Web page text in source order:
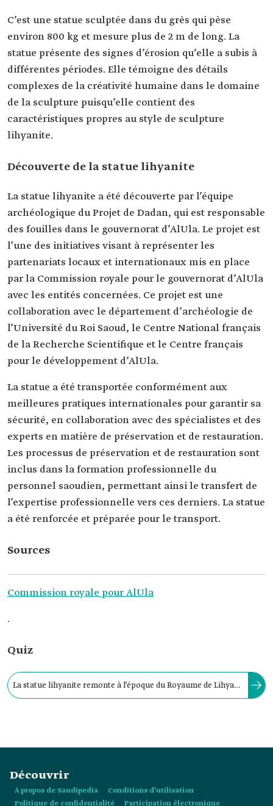
C’est une statue sculptée dans du grès qui pèse
environ 800 kg et mesure plus de 2 m de long. La
statue présente des signes d’érosion qu’elle a subis à
différentes périodes. Elle témoigne des détails
complexes de la créativité humaine dans le domaine
de la sculpture puisqu’elle contient des
caractéristiques propres au style de sculpture
lihyanite.
Découverte de la statue lihyanite
La statue lihyanite a été découverte par l’équipe
archéologique du Projet de Dadan, qui est responsable
des fouilles dans le gouvernorat d’AlUla. Le projet est
l’une des initiatives visant à représenter les
partenariats locaux et internationaux mis en place
par la Commission royale pour le gouvernorat d’AlUla
avec les entités concernées. Ce projet est une
collaboration avec le département d’archéologie de
l’Université du Roi Saoud, le Centre National français
de la Recherche Scientifique et le Centre français
pour le développement d’AlUla.
La statue a été transportée conformément aux
meilleures pratiques internationales pour garantir sa
sécurité, en collaboration avec des spécialistes et des
experts en matière de préservation et de restauration.
Les processus de préservation et de restauration sont
inclus dans la formation professionnelle du
personnel saoudien, permettant ainsi le transfert de
l’expertise professionnelle vers ces derniers. La statue
a été renforcée et préparée pour le transport.
Sources
Commission royale pour AlUla
.
Quiz
La statue lihyanite remonte à l’époque du Royaume de Lihyan,
Découvrir
À propos de Saudipedia
Conditions d’utilisation
Politique de confidentialité
Participation électronique